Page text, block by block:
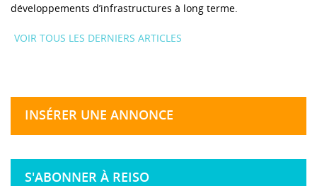
développements d’infrastructures à long terme.
VOIR TOUS LES DERNIERS ARTICLES
INSÉRER UNE ANNONCE
S'ABONNER À REISO